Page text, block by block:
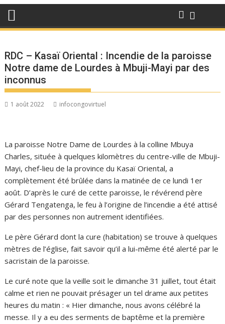
RDC – Kasaï Oriental : Incendie de la paroisse
Notre dame de Lourdes à Mbuji-Mayi par des
inconnus
1 août 2022 infocongovirtuel
La paroisse Notre Dame de Lourdes à la colline Mbuya
Charles, située à quelques kilomètres du centre-ville de Mbuji-
Mayi, chef-lieu de la province du Kasaï Oriental, a
complètement été brûlée dans la matinée de ce lundi 1er
août. D’après le curé de cette paroisse, le révérend père
Gérard Tengatenga, le feu à l’origine de l’incendie a été attisé
par des personnes non autrement identifiées.
Le père Gérard dont la cure (habitation) se trouve à quelques
mètres de l’église, fait savoir qu’il a lui-même été alerté par le
sacristain de la paroisse.
Le curé note que la veille soit le dimanche 31 juillet, tout était
calme et rien ne pouvait présager un tel drame aux petites
heures du matin : « Hier dimanche, nous avons célébré la
messe. Il y a eu des serments de baptême et la première